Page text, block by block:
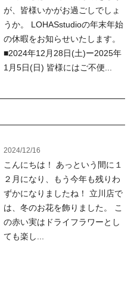
が、皆様いかがお過ごしでしょ
うか。 LOHASstudioの年末年始
の休暇をお知らせいたします。
■2024年12月28日(土)ー2025年
1月5日(日) 皆様にはご不便...
2024/12/16
こんにちは！ あっという間に１
２月になり、もう今年も残りわ
ずかになりましたね！ 立川店で
は、冬のお花を飾りました。 こ
の赤い実はドライフラワーとし
ても楽し...